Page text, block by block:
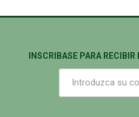
INSCRIBASE PARA